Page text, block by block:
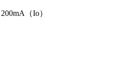
（Io）